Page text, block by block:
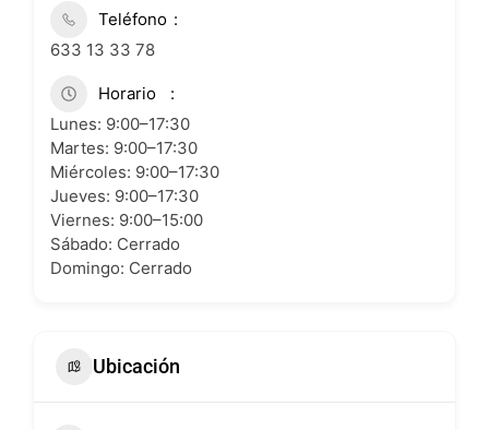
Teléfono
633 13 33 78
Horario
Lunes: 9:00–17:30
Martes: 9:00–17:30
Miércoles: 9:00–17:30
Jueves: 9:00–17:30
Viernes: 9:00–15:00
Sábado: Cerrado
Domingo: Cerrado
Ubicación